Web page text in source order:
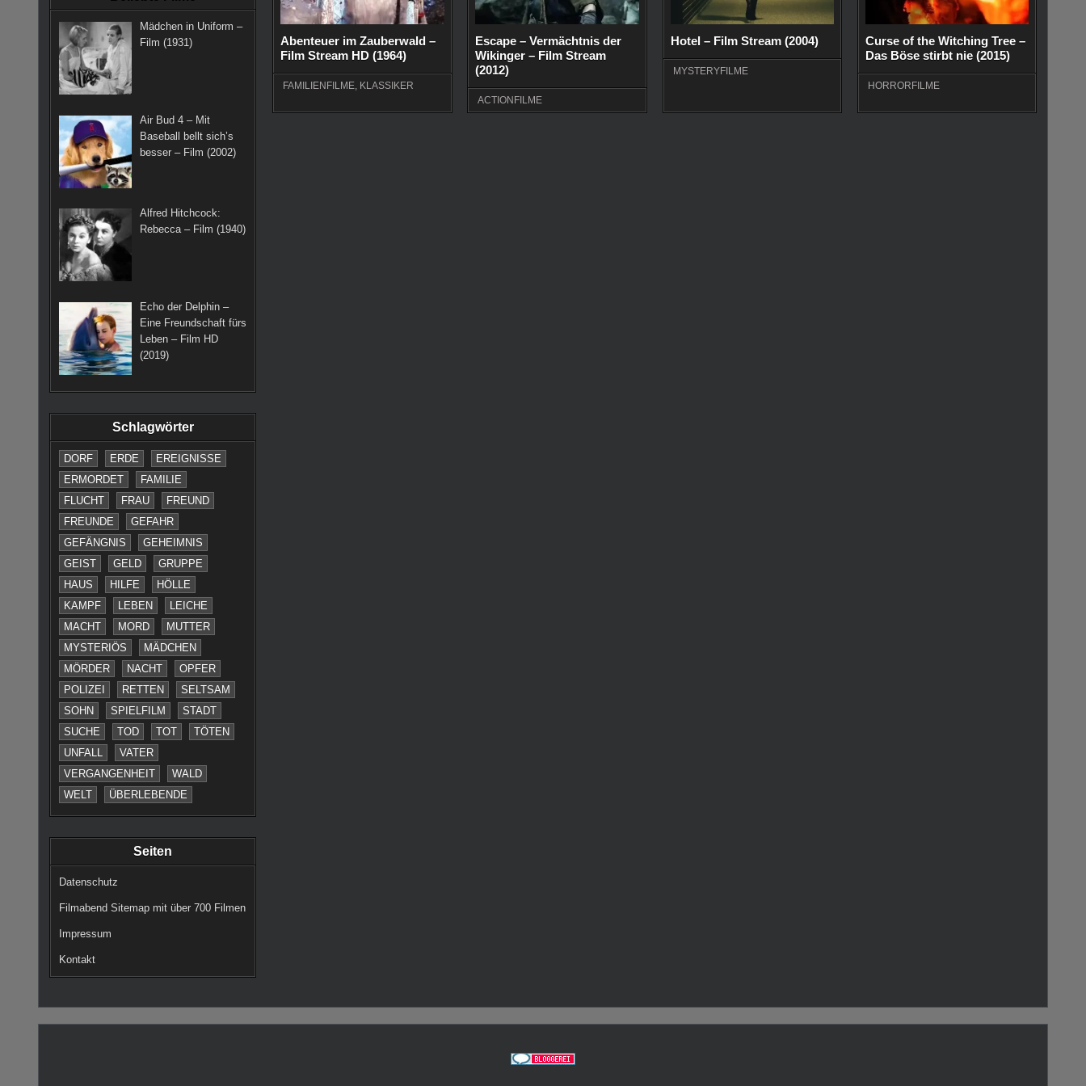
a
m
s
t
Mädchen in Uniform –
Film (1931)
Air Bud 4 – Mit
Baseball bellt sich’s
besser – Film (2002)
Alfred Hitchcock:
Rebecca – Film (1940)
Echo der Delphin –
Eine Freundschaft fürs
Leben – Film HD
(2019)
Schlagwörter
DORF ERDE
EREIGNISSE
ERMORDET
FAMILIE
FLUCHT
FRAU
FREUND
FREUNDE
GEFAHR
GEFÄNGNIS
GEHEIMNIS
GEIST
GELD
GRUPPE
HAUS
HILFE
HÖLLE
KAMPF
LEBEN
LEICHE
MACHT
MORD
MUTTER
MYSTERIÖS
MÄDCHEN
MÖRDER
NACHT
OPFER
POLIZEI
RETTEN
SELTSAM
SOHN
SPIELFILM
STADT
SUCHE
TOD TOT
TÖTEN
UNFALL
VATER
VERGANGENHEIT
WALD
WELT
ÜBERLEBENDE
Seiten
Datenschutz
Filmabend Sitemap mit über 700 Filmen
Impressum
Kontakt
Abenteuer im Zauberwald –
Film Stream HD (1964)
FAMILIENFILME KLASSIKER
Escape – Vermächtnis der
Wikinger – Film Stream
(2012)
ACTIONFILME
Hotel – Film Stream (2004)
MYSTERYFILME
Curse of the Witching Tree –
Das Böse stirbt nie (2015)
HORRORFILME